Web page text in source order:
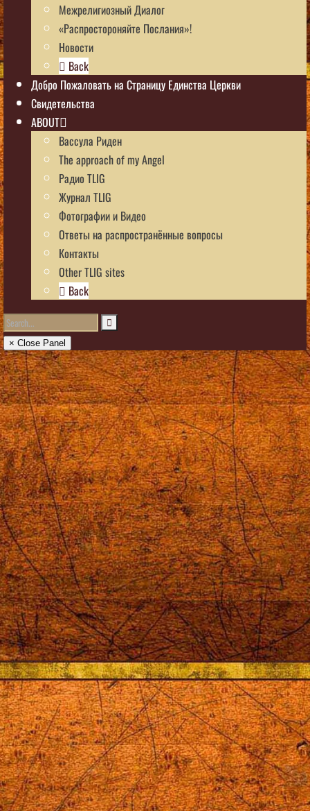
Межрелигиозный Диалог
«Распростороняйте Послания»!
Новости
Back
Добро Пожаловать на Страницу Единства Церкви
Свидетельства
ABOUT
Вассула Риден
The approach of my Angel
Радио TLIG
Журнал TLIG
Фотографии и Видео
Ответы на распространённые вопросы
Контакты
Other TLIG sites
Back
× Close Panel